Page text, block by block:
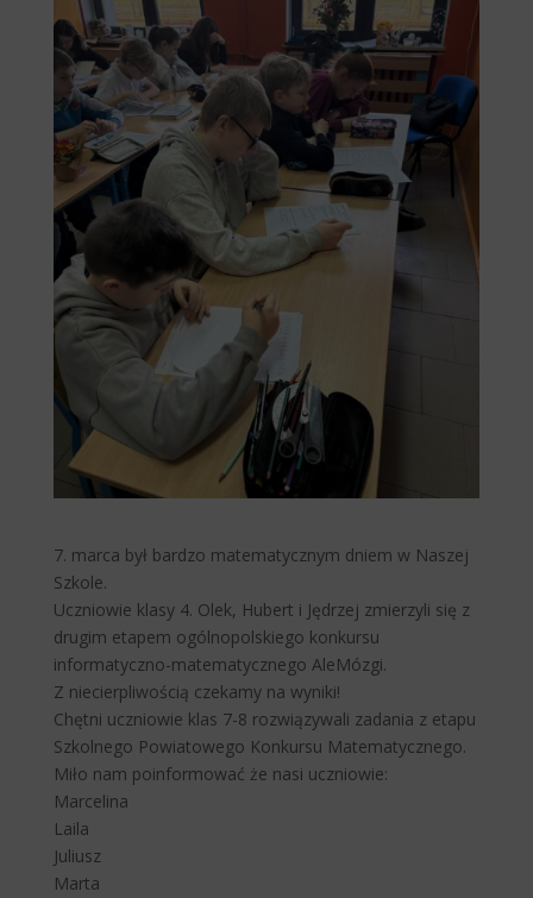
7. marca był bardzo matematycznym dniem w Naszej
Szkole.
Uczniowie klasy 4. Olek, Hubert i Jędrzej zmierzyli się z
drugim etapem ogólnopolskiego konkursu
informatyczno-matematycznego AleMózgi.
Z niecierpliwością czekamy na wyniki!
Chętni uczniowie klas 7-8 rozwiązywali zadania z etapu
Szkolnego Powiatowego Konkursu Matematycznego.
Miło nam poinformować że nasi uczniowie:
Marcelina
Laila
Juliusz
Marta